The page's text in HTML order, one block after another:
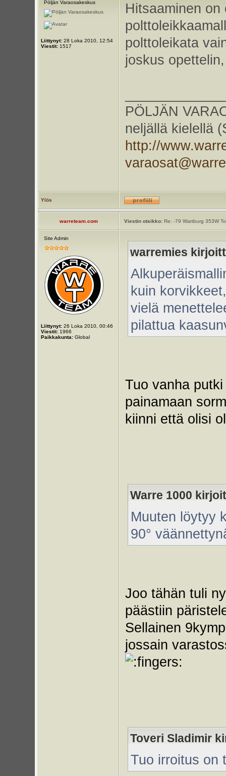
Pöljän Varaosakeskus
Liittynyt:28 Loka 2010, 12:54
Viestit:1517
Hitsaaminen
polttoleikata
joskus
PÖLJÄN
neljällä kielellä
http://
Ylös
warreteam.com Viestin otsikko:Re: -79 Wartburg 353W
Site Admin
Liittynyt:26 Loka 2010, 00:46
Viestit:1966
Paikkakunta:Global
warremies
kuin
vielä
pilattua
Tuo vanha
painamaan
kiinni että olisi
Warre 1000
Muuten löytyy
90°
Joo tähän tuli
päästiin
Sellainen
jossain
Toveri Sladimir
Tuo irroitus on